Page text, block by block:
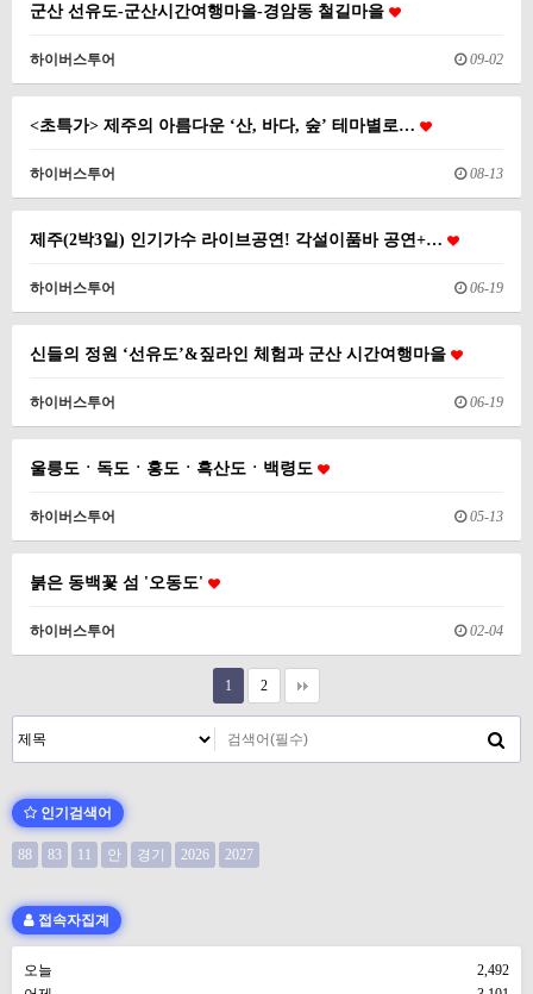
군산 선유도-군산시간여행마을-경암동 철길마을
하이버스투어 09-02
<초특가> 제주의 아름다운 ‘산, 바다, 숲’ 테마별로…
하이버스투어 08-13
제주(2박3일) 인기가수 라이브공연! 각설이품바 공연+…
하이버스투어 06-19
신들의 정원 ‘선유도’&짚라인 체험과 군산 시간여행마을
하이버스투어 06-19
울릉도ㆍ독도ㆍ홍도ㆍ흑산도ㆍ백령도
하이버스투어 05-13
붉은 동백꽃 섬 '오동도'
하이버스투어 02-04
1 2
인기검색어
88 83 11 안 경기 2026 2027
접속자집계
오늘
2,492